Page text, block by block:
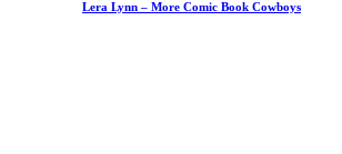
Lera Lynn – More Comic Book Cowboys